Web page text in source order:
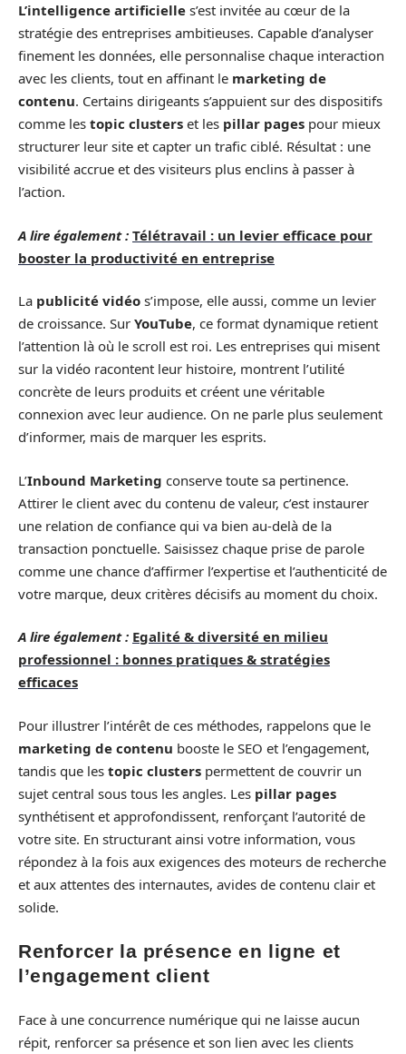
L’intelligence artificielle s’est invitée au cœur de la
stratégie des entreprises ambitieuses. Capable d’analyser
finement les données, elle personnalise chaque interaction
avec les clients, tout en affinant le marketing de
contenu. Certains dirigeants s’appuient sur des dispositifs
comme les topic clusters et les pillar pages pour mieux
structurer leur site et capter un trafic ciblé. Résultat : une
visibilité accrue et des visiteurs plus enclins à passer à
l’action.
A lire également : Télétravail : un levier efficace pour
booster la productivité en entreprise
La publicité vidéo s’impose, elle aussi, comme un levier
de croissance. Sur YouTube, ce format dynamique retient
l’attention là où le scroll est roi. Les entreprises qui misent
sur la vidéo racontent leur histoire, montrent l’utilité
concrète de leurs produits et créent une véritable
connexion avec leur audience. On ne parle plus seulement
d’informer, mais de marquer les esprits.
L’Inbound Marketing conserve toute sa pertinence.
Attirer le client avec du contenu de valeur, c’est instaurer
une relation de confiance qui va bien au-delà de la
transaction ponctuelle. Saisissez chaque prise de parole
comme une chance d’affirmer l’expertise et l’authenticité de
votre marque, deux critères décisifs au moment du choix.
A lire également : Egalité & diversité en milieu
professionnel : bonnes pratiques & stratégies
efficaces
Pour illustrer l’intérêt de ces méthodes, rappelons que le
marketing de contenu booste le SEO et l’engagement,
tandis que les topic clusters permettent de couvrir un
sujet central sous tous les angles. Les pillar pages
synthétisent et approfondissent, renforçant l’autorité de
votre site. En structurant ainsi votre information, vous
répondez à la fois aux exigences des moteurs de recherche
et aux attentes des internautes, avides de contenu clair et
solide.
Renforcer la présence en ligne et
l’engagement client
Face à une concurrence numérique qui ne laisse aucun
répit, renforcer sa présence et son lien avec les clients